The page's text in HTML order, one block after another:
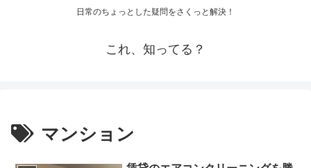
日常のちょっとした疑問をさくっと解決！
これ、知ってる？
マンション